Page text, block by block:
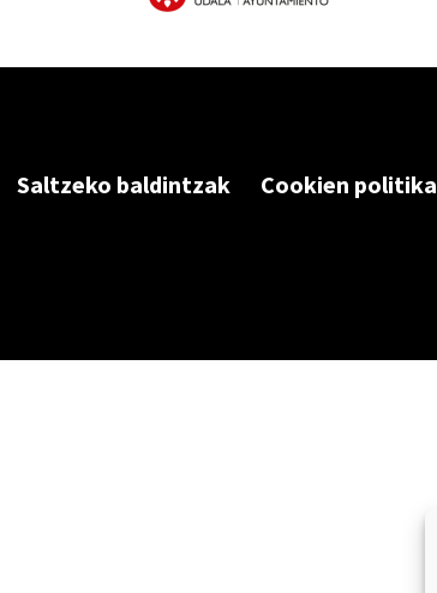
Saltzeko baldintzak Cookien politika